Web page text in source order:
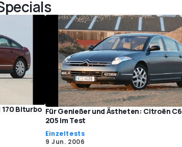
Biturbo Für Genießer und Ästheten: Citroën C6
205 im Test
Einzeltests
9 Jun. 2006